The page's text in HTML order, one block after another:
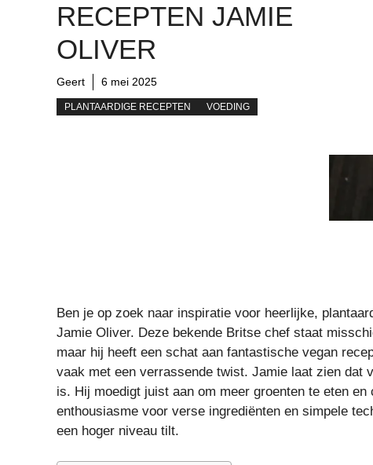
RECEPTEN JAMIE
OLIVER
Geert 6 mei 2025
PLANTAARDIGE RECEPTEN VOEDING
Ben je op zoek naar inspiratie voor heerlijke,
Jamie Oliver. Deze bekende Britse chef staat
maar hij heeft een schat aan fantastische vegan
vaak met een verrassende twist. Jamie laat zien dat
is. Hij moedigt juist aan om meer groenten te eten
enthousiasme voor verse ingrediënten en simpele
een hoger niveau tilt.